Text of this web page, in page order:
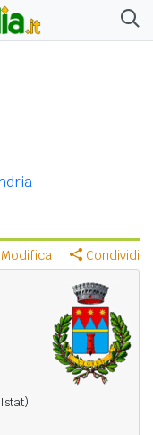
Modifica Condividi